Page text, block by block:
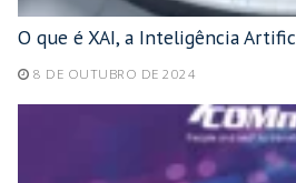
O que é XAI, a Inteligência
8 DE OUTUBRO DE 2024